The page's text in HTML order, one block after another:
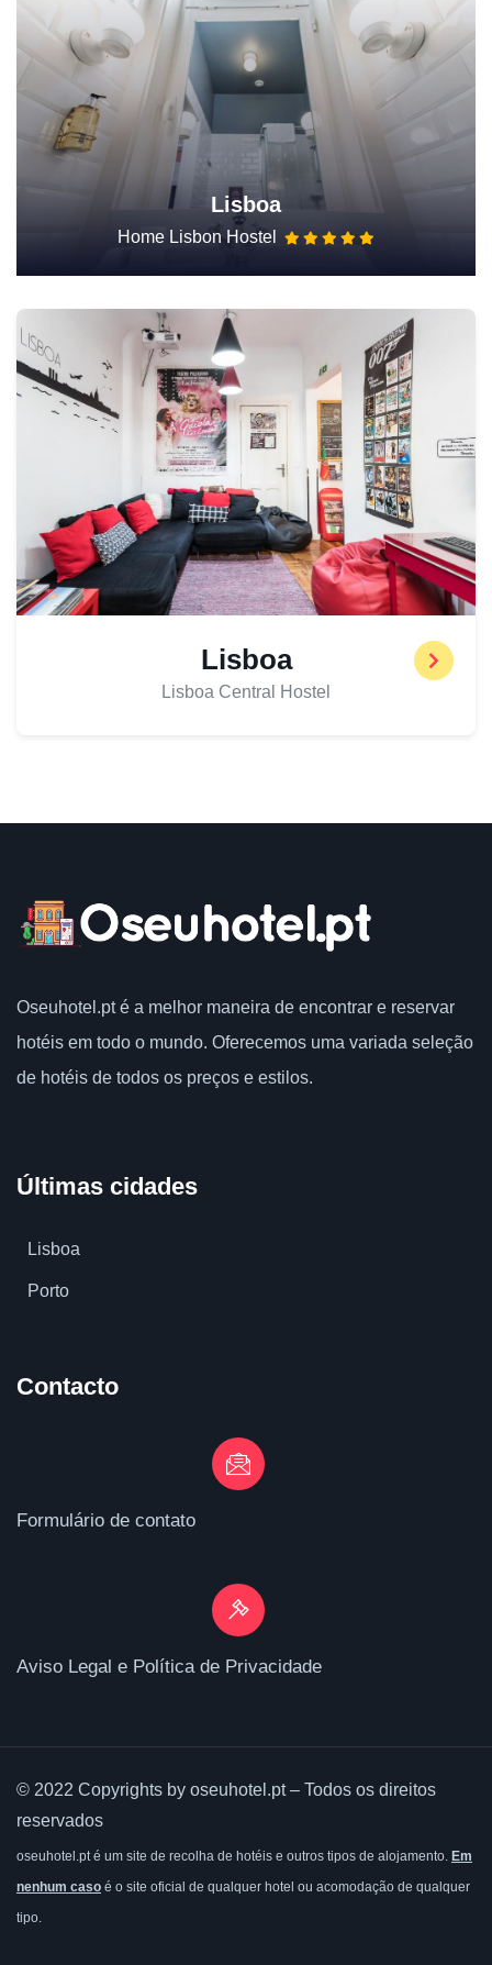
Lisboa
Home Lisbon Hostel
Lisboa
Lisboa Central Hostel
Oseuhotel.pt é a melhor maneira de encontrar e reservar
hotéis em todo o mundo. Oferecemos uma variada seleção
de hotéis de todos os preços e estilos.
Últimas cidades
Lisboa
Porto
Contacto
Formulário de contato
Aviso Legal e Política de Privacidade
© 2022 Copyrights by oseuhotel.pt – Todos os direitos
reservados
oseuhotel.pt é um site de recolha de hotéis e outros tipos de alojamento. Em
nenhum caso é o site oficial de qualquer hotel ou acomodação de qualquer
tipo.